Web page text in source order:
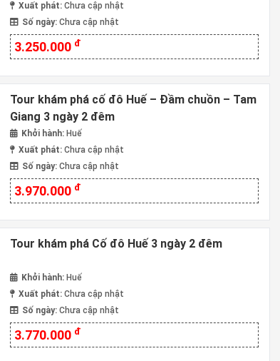
Xuất phát: Chưa cập nhật
Số ngày: Chưa cập nhật
3.250.000 đ
Tour khám phá cố đô Huế – Đầm chuồn – Tam
Giang 3 ngày 2 đêm
Khởi hành: Huế
Xuất phát: Chưa cập nhật
Số ngày: Chưa cập nhật
3.970.000 đ
Tour khám phá Cố đô Huế 3 ngày 2 đêm
Khởi hành: Huế
Xuất phát: Chưa cập nhật
Số ngày: Chưa cập nhật
3.770.000 đ